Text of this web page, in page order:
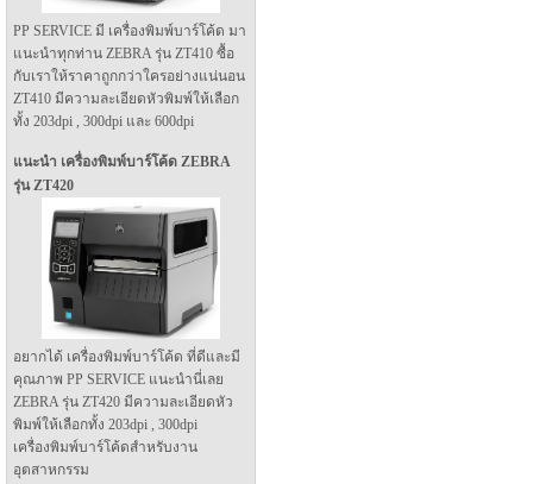
PP SERVICE มี เครื่องพิมพ์บาร์โค้ด มา
แนะนำทุกท่าน ZEBRA รุ่น ZT410 ซื้อ
กับเราให้ราคาถูกกว่าใครอย่างแน่นอน
ZT410 มีความละเอียดหัวพิมพ์ให้เลือก
ทั้ง 203dpi , 300dpi และ 600dpi
แนะนำ เครื่องพิมพ์บาร์โค้ด ZEBRA
รุ่น ZT420
อยากได้ เครื่องพิมพ์บาร์โค้ด ที่ดีและมี
คุณภาพ PP SERVICE แนะนำนี่เลย
ZEBRA รุ่น ZT420 มีความละเอียดหัว
พิมพ์ให้เลือกทั้ง 203dpi , 300dpi
เครื่องพิมพ์บาร์โค้ดสำหรับงาน
อุตสาหกรรม